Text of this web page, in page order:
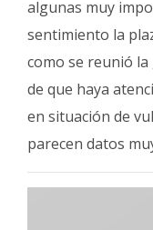
algunas muy
sentimiento la
como se reunió
de que haya
en situación de
parecen datos